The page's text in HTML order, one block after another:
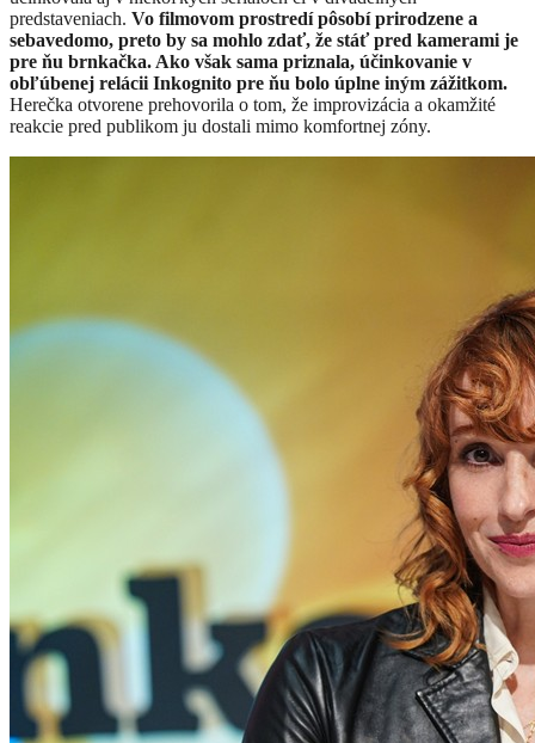
predstaveniach. Vo filmovom prostredí pôsobí prirodzene a
sebavedomo, preto by sa mohlo zdať, že stáť pred kamerami je
pre ňu brnkačka. Ako však sama priznala, účinkovanie v
obľúbenej relácii Inkognito pre ňu bolo úplne iným zážitkom.
Herečka otvorene prehovorila o tom, že improvizácia a okamžité
reakcie pred publikom ju dostali mimo komfortnej zóny.